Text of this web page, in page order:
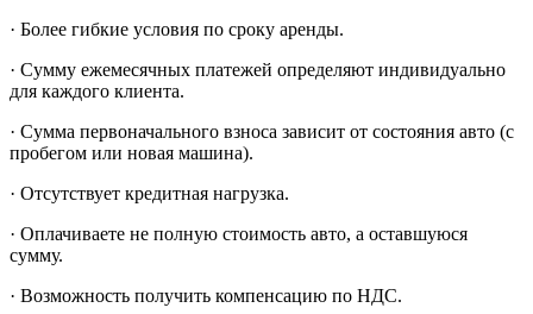
· Более гибкие условия по сроку аренды.
· Сумму ежемесячных платежей определяют индивидуально
для каждого клиента.
· Сумма первоначального взноса зависит от состояния авто (с
пробегом или новая машина).
· Отсутствует кредитная нагрузка.
· Оплачиваете не полную стоимость авто, а оставшуюся
сумму.
· Возможность получить компенсацию по НДС.